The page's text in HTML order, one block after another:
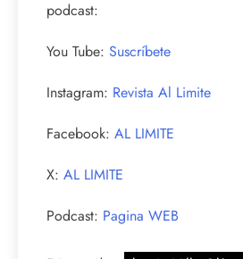
podcast:
You Tube: Suscríbete
Instagram: Revista Al Limite
Facebook: AL LIMITE
X: AL LIMITE
Podcast: Pagina WEB